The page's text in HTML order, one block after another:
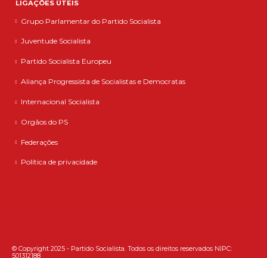
LIGAÇÕES ÚTEIS
Grupo Parlamentar do Partido Socialista
Juventude Socialista
Partido Socialista Europeu
Aliança Progressista de Socialistas e Democratas
Internacional Socialista
Orgãos do PS
Federações
Política de privacidade
© Copyright 2025 - Partido Socialista. Todos os direitos reservados NIPC:
501312188